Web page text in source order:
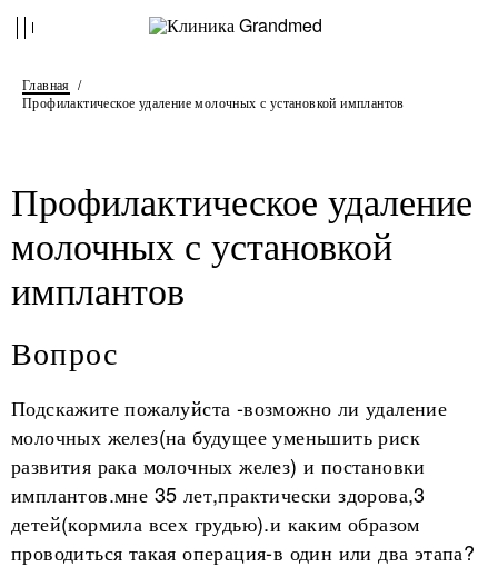
Главная
Профилактическое удаление молочных с установкой имплантов
Профилактическое удаление
молочных с установкой
имплантов
Вопрос
Подскажите пожалуйста -возможно ли удаление
молочных желез(на будущее уменьшить риск
развития рака молочных желез) и постановки
имплантов.мне 35 лет,практически здорова,3
детей(кормила всех грудью).и каким образом
проводиться такая операция-в один или два этапа?